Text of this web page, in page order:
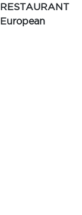
RESTAURANT
European